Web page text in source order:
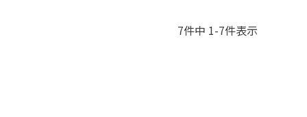
7件中 1-7件表示